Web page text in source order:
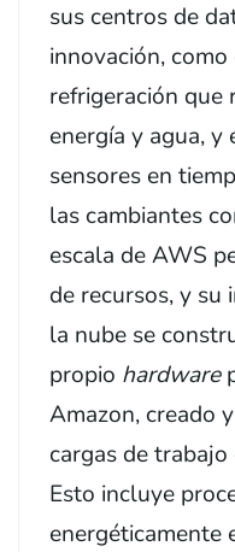
sus centros de
innovación,
refrigeración que
energía y agua, y
sensores en
las cambiantes
escala de AWS
de recursos, y
la nube se
propio hardware
Amazon, creado
cargas de
Esto incluye
energéticamente